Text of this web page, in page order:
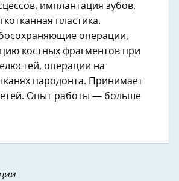
имплантация зубов,
пластика.
операции,
костных фрагментов при
операции на
пародонта. Принимает
Опыт работы — больше